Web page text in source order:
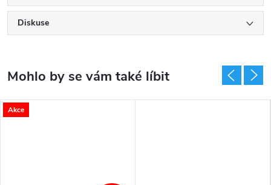
Diskuse
Akce